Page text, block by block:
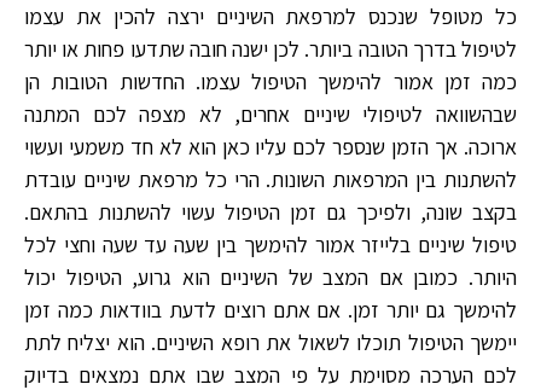
כל מטופל שנכנס למרפאת השיניים ירצה להכין את עצמו
לטיפול בדרך הטובה ביותר. לכן ישנה חובה שתדעו פחות או יותר
כמה זמן אמור להימשך הטיפול עצמו. החדשות הטובות הן
שבהשוואה לטיפולי שיניים אחרים, לא מצפה לכם המתנה
ארוכה. אך הזמן שנספר לכם עליו כאן הוא לא חד משמעי ועשוי
להשתנות בין המרפאות השונות. הרי כל מרפאת שיניים עובדת
בקצב שונה, ולפיכך גם זמן הטיפול עשוי להשתנות בהתאם.
טיפול שיניים בלייזר אמור להימשך בין שעה עד שעה וחצי לכל
היותר. כמובן אם המצב של השיניים הוא גרוע, הטיפול יכול
להימשך גם יותר זמן. אם אתם רוצים לדעת בוודאות כמה זמן
יימשך הטיפול תוכלו לשאול את רופא השיניים. הוא יצליח לתת
לכם הערכה מסוימת על פי המצב שבו אתם נמצאים בדיוק